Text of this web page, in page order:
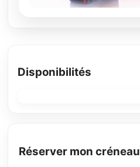
Disponibilités
Réserver mon créneau